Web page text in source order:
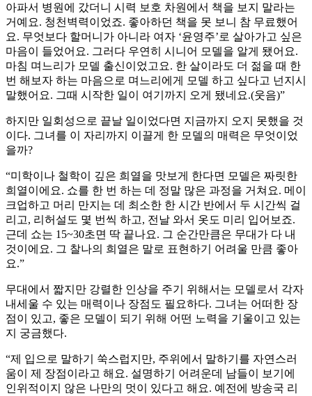
아파서 병원에 갔더니 시력 보호 차원에서 책을 보지 말라는
거예요. 청천벽력이었죠. 좋아하던 책을 못 보니 참 무료했어
요. 무엇보다 할머니가 아니라 여자 ‘윤영주’로 살아가고 싶은
마음이 들었어요. 그러다 우연히 시니어 모델을 알게 됐어요.
마침 며느리가 모델 출신이었고요. 한 살이라도 더 젊을 때 한
번 해보자 하는 마음으로 며느리에게 모델 하고 싶다고 넌지시
말했어요. 그때 시작한 일이 여기까지 오게 됐네요.(웃음)”
하지만 일회성으로 끝날 일이었다면 지금까지 오지 못했을 것
이다. 그녀를 이 자리까지 이끌게 한 모델의 매력은 무엇이었
을까?
“미학이나 철학이 깊은 희열을 맛보게 한다면 모델은 짜릿한
희열이에요. 쇼를 한 번 하는 데 정말 많은 과정을 거쳐요. 메이
크업하고 머리 만지는 데 최소한 한 시간 반에서 두 시간씩 걸
리고, 리허설도 몇 번씩 하고, 전날 와서 옷도 미리 입어보죠.
근데 쇼는 15~30초면 딱 끝나요. 그 순간만큼은 무대가 다 내
것이에요. 그 찰나의 희열은 말로 표현하기 어려울 만큼 좋아
요.”
무대에서 짧지만 강렬한 인상을 주기 위해서는 모델로서 각자
내세울 수 있는 매력이나 장점도 필요하다. 그녀는 어떠한 장
점이 있고, 좋은 모델이 되기 위해 어떤 노력을 기울이고 있는
지 궁금했다.
“제 입으로 말하기 쑥스럽지만, 주위에서 말하기를 자연스러
움이 제 장점이라고 해요. 설명하기 어려운데 남들이 보기에
인위적이지 않은 나만의 멋이 있다고 해요. 예전에 방송국 리